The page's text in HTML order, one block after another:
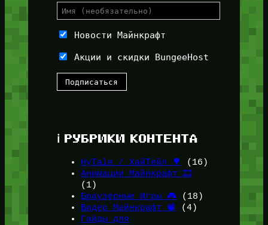
Новости Майнкрафт
Акции и скидки BungeeHost
ℹ️ РУБРИКИ КОНТЕНТА
HyTale / ХайТейл 🌳
(16)
Анимации Майнкрафт 🎞️
(1)
Браузерные Игры 🎮(18)
Видео Майнкрафт 📽️ (4)
Гайды для